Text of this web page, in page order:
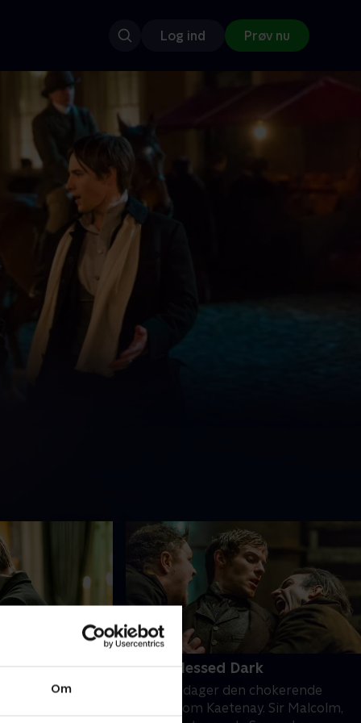
Om
Log ind Prøv nu
Kaetenay
9. The Blessed Dark
Ethan opdager den chokerende
sandhed om Kaetenay. Sir Malcolm,